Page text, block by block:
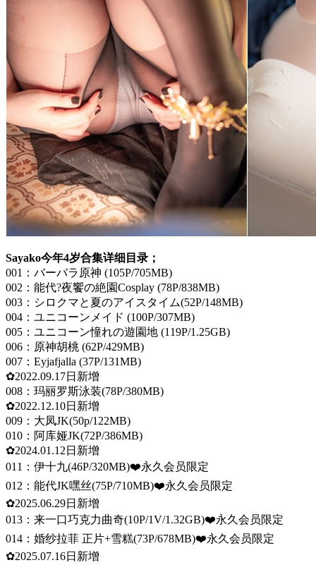
Sayako今年4岁合集详细目录；
001：バーバラ原神 (105P/705MB)
002：能代?夜饗の絶園Cosplay (78P/838MB)
003：シロクマと夏のアイスタイム(52P/148MB)
004：ユニコーンメイド (100P/307MB)
005：ユニコーン憧れの遊園地 (119P/1.25GB)
006：原神胡桃 (62P/429MB)
007：Eyjafjalla (37P/131MB)
✿2022.09.17日新增
008：玛丽罗斯泳装(78P/380MB)
✿2022.12.10日新增
009：大凤JK(50p/122MB)
010：阿库娅JK(72P/386MB)
✿2024.01.12日新增
011：伊十九(46P/320MB)❤️永久会员限定
012：能代JK嘿丝(75P/710MB)❤️永久会员限定
✿2025.06.29日新增
013：来一口巧克力曲奇(10P/1V/1.32GB)❤️永久会员限定
014：婚纱拉菲 正片+雪糕(73P/678MB)❤️永久会员限定
✿2025.07.16日新增